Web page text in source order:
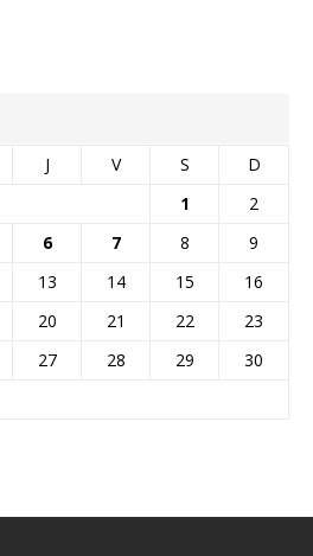
J V S
D
1
2
6 7 8
9
13 14 15
16
20 21 22
23
27 28 29
30